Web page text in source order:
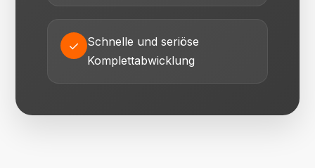
✓
Schnelle und seriöse
Komplettabwicklung